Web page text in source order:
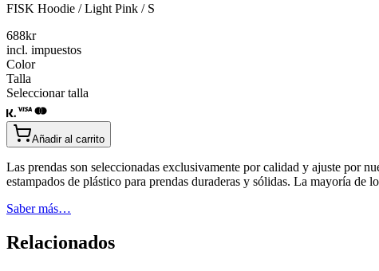
FISK Hoodie / Light Pink / S
688kr
incl. impuestos
Color
Talla
Seleccionar talla
Añadir al carrito
Las prendas son seleccionadas exclusivamente por calidad y ajuste por
estampados de plástico para prendas duraderas y sólidas. La mayoría
Saber más…
Relacionados